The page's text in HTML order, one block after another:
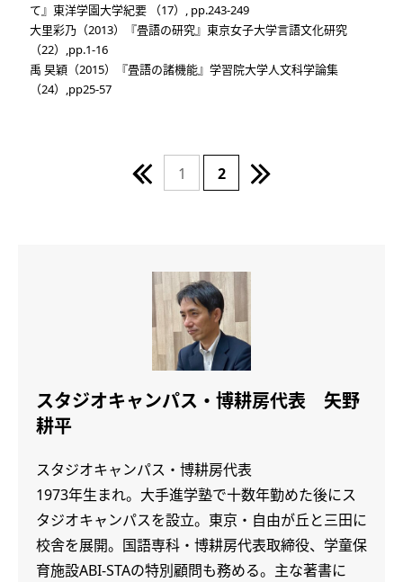
て』東洋学園大学紀要 （17）, pp.243-249
大里彩乃（2013）『畳語の研究』東京女子大学言語文化研究
（22）,pp.1-16
禹 旲穎（2015）『畳語の諸機能』学習院大学人文科学論集
（24）,pp25-57
1 2
スタジオキャンパス・博耕房代表 矢野
耕平
スタジオキャンパス・博耕房代表
1973年生まれ。大手進学塾で十数年勤めた後にス
タジオキャンパスを設立。東京・自由が丘と三田に
校舎を展開。国語専科・博耕房代表取締役、学童保
育施設ABI-STAの特別顧問も務める。主な著書に